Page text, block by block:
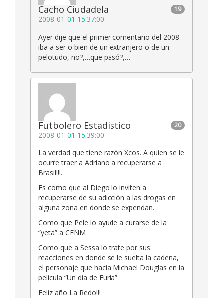
19
Cacho Ciudadela
2008-01-01 15:37:00
Ayer dije que el primer comentario del 2008
iba a ser o bien de un extranjero o de un
pelotudo, no?,…que pasó?,…
20
Futbolero Estadistico
2008-01-01 15:39:00
La verdad que tiene razón Xcos. A quien se le
ocurre traer a Adriano a recuperarse a
Brasil!!!.
Es como que al Diego lo inviten a
recuperarse de su adicción a las drogas en
alguna zona en donde se expendan.
Como que Pele lo ayude a curarse de la
“yeta” a CFNM
Como que a Sessa lo trate por sus
reacciones en donde se le suelta la cadena,
el personaje que hacia Michael Douglas en la
pelicula “Un dia de Furia”
Feliz año La Redo!!!